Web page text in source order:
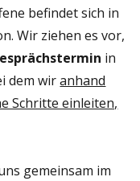
befindet sich in
Wir ziehen es vor,
in
dem wiranhand
Schritte einleiten,
gemeinsam im